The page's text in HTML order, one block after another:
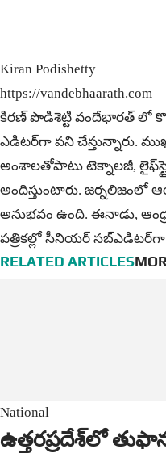
Kiran Podishetty
https://vandebhaarath.com
కిర‌ణ్ పొడిశెట్టి వందేభారత్ లో
ఎడిటర్‌గా పని చేస్తున్నారు.
అంశాల‌తోపాటు టెక్నాల‌జీ,
అందిస్తుంటారు. జర్నలిజంలో
అనుభవం ఉంది. ఈనాడు,
ప‌త్రిక‌ల్లో సీనియ‌ర్‌
RELATED ARTICLES
National
ఉత్తరప్రదేశ్‌లో